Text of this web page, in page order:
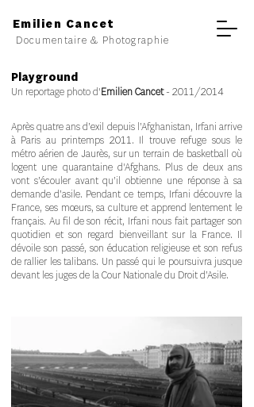
Emilien Cancet
Documentaire & Photographie
Playground
Un reportage photo d'Emilien Cancet - 2011/2014
Après quatre ans d’exil depuis l’Afghanistan, Irfani arrive
à Paris au printemps 2011. Il trouve refuge sous le
métro aérien de Jaurès, sur un terrain de basketball où
logent une quarantaine d'Afghans. Plus de deux ans
vont s’écouler avant qu’il obtienne une réponse à sa
demande d’asile. Pendant ce temps, Irfani découvre la
France, ses mœurs, sa culture et apprend lentement le
français. Au fil de son récit, Irfani nous fait partager son
quotidien et son regard bienveillant sur la France. Il
dévoile son passé, son éducation religieuse et son refus
de rallier les talibans. Un passé qui le poursuivra jusque
devant les juges de la Cour Nationale du Droit d’Asile.​